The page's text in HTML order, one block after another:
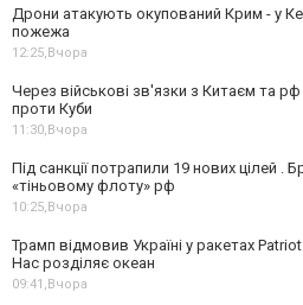
Дрони атакують окупований Крим - у
пожежа
12:25,Вчора
Через військові зв'язки з Китаєм та
проти Куби
11:30,Вчора
Під санкції потрапили 19 нових цілей .
«тіньовому флоту» рф
10:25,Вчора
Трамп відмовив Україні у ракетах
Нас розділяє океан
09:41,Вчора